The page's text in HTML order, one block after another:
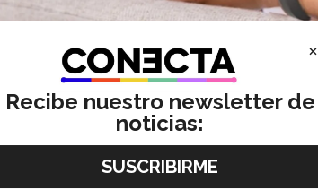
×
Recibe nuestro newsletter de
noticias: